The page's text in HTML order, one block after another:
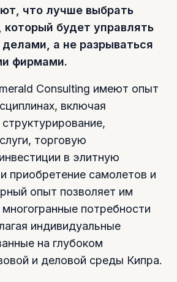
что лучше выбрать
будет управлять
а не разрываться
фирмами.
Consulting имеют опыт
включая
торговую
в элитную
приобретение самолетов и
опыт позволяет им
потребности
индивидуальные
на глубоком
и деловой среды Кипра.